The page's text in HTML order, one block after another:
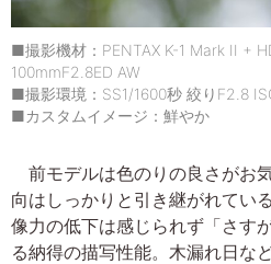
■撮影機材：PENTAX K-1 Mark II +
100mmF2.8ED AW
■撮影環境：SS1/1600秒 絞りF2.8
■カスタムイメージ：鮮やか
前モデルは色のりの良さがお
向はしっかりと引き継がれてい
像力の低下は感じられず「さす
る納得の描写性能。木漏れ日な